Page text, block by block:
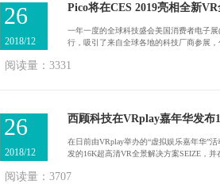
Pico将在CES 2019亮相全新
一年一度的全球科技盛会美国消费者电子
行，吸引了来自全球各地的科技厂商参展，
阅读量：3331
26
2018/12
西顾科技在VRplay嘉年华发
在日前由VRplay举办的“虚拟娱乐嘉年华”
发的16K超高清VR全景解决方案SEIZE，并
阅读量：3707
26
2018/12